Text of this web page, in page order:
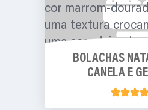
BOLACHAS
CANELA E